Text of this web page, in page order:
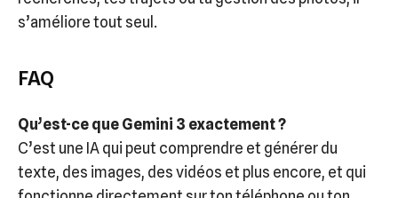
s’améliore tout seul.
FAQ
Qu’est-ce que Gemini 3 exactement ?
C’est une IA qui peut comprendre et générer du
texte, des images, des vidéos et plus encore, et qui